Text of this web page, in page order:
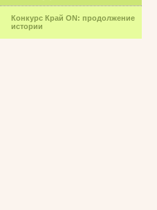
Конкурс Край ON: продолжение
истории